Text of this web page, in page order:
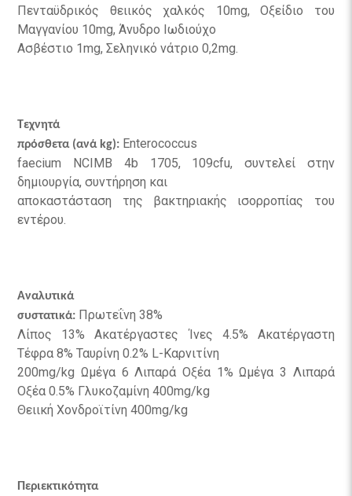
Πενταϋδρικός θειικός χαλκός 10mg, Οξείδιο του
Mαγγανίου 10mg, Άνυδρο Ιωδιούχο
Ασβέστιο 1mg, Σεληνικό νάτριο 0,2mg.
Τεχνητά
πρόσθετα (ανά kg): Enterococcus
faecium NCIMB 4b 1705, 109cfu, συντελεί στην
δημιουργία, συντήρηση και
αποκαστάσταση της βακτηριακής ισορροπίας του
εντέρου.
Αναλυτικά
συστατικά: Πρωτεΐνη 38%
Λίπος 13% Ακατέργαστες Ίνες 4.5% Ακατέργαστη
Τέφρα 8% Ταυρίνη 0.2% L-Καρνιτίνη
200mg/kg Ωμέγα 6 Λιπαρά Οξέα 1% Ωμέγα 3 Λιπαρά
Οξέα 0.5% Γλυκοζαμίνη 400mg/kg
Θειική Χονδροϊτίνη 400mg/kg
Περιεκτικότητα